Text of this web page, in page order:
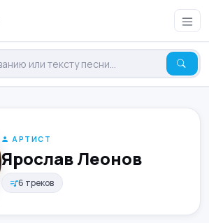
АРТИСТ
Ярослав Леонов
6 треков